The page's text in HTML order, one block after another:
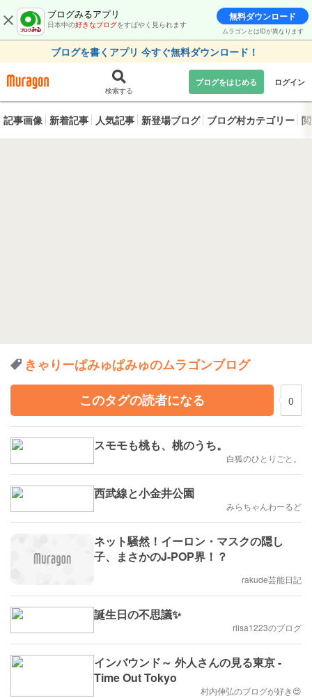
ブログみるアプリ
日本中の好きなブログをすばやく見られます
無料ダウンロード
ムラゴンとはIDが異なります
ブログを書くアプリ 今すぐ無料ダウンロード！
検索する
ブログをはじめる ログイン
記事画像 新着記事 人気記事 新登場ブログ ブログ村カテゴリー
きゃりーぱみゅぱみゅのムラゴンブログ
このタグの読者になる
0
スモモも桃も、桃のうち。
白狐のひとりごと。
西武線と小金井公園
みらちゃんわーるど
ネット騒然！イーロン・マスクの隠し
子、まさかのJ-POP界！？
rakude芸能日記
誕生日の不思議✨
riisa1223のブログ
インバウンド～ 外人さんの見る東京 -
Time Out Tokyo
村内伸弘のブログが好き😍